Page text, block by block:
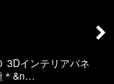
インテリアパネ
＊&n…